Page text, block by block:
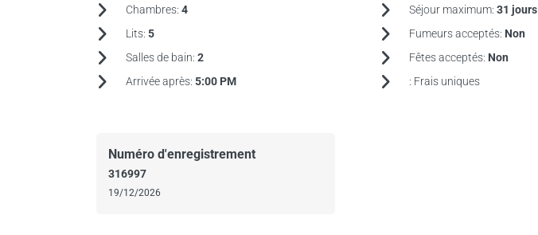
Chambres: 4
Lits: 5
Salles de bain: 2
Arrivée après: 5:00 PM
Séjour maximum: 31 jours
Fumeurs acceptés: Non
Fêtes acceptés: Non
: Frais uniques
Numéro d'enregistrement
316997
19/12/2026